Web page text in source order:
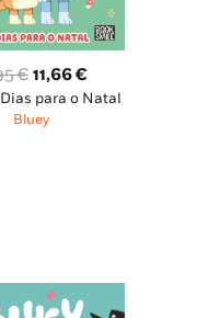
€ O
preço
original
11,66€O
preço
Dias para o Natal
Bluey